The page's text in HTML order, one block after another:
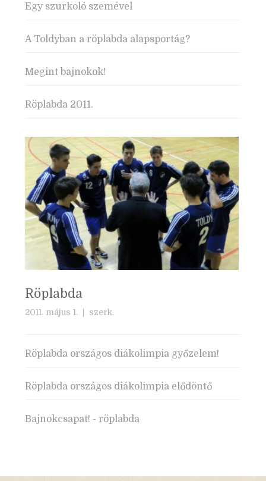
Egy szurkoló szemével
A Toldyban a röplabda alapsportág?
Megint bajnokok!
Röplabda 2011.
Röplabda
2011. május 1. | szerk.
Röplabda országos diákolimpia győzelem!
Röplabda országos diákolimpia elődöntő
Bajnokcsapat! - röplabda